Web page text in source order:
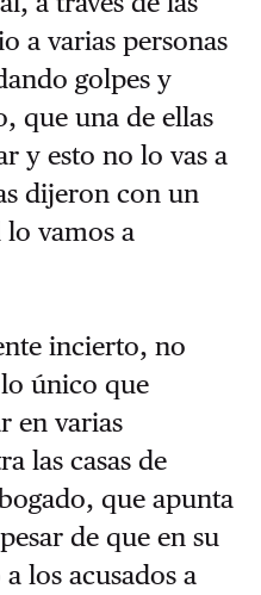
a varias personas
golpes y
que una de ellas
y esto no lo vas a
dijeron con un
vamos a
incierto, no
único que
en varias
las casas de
que apunta
de que en su
los acusados a